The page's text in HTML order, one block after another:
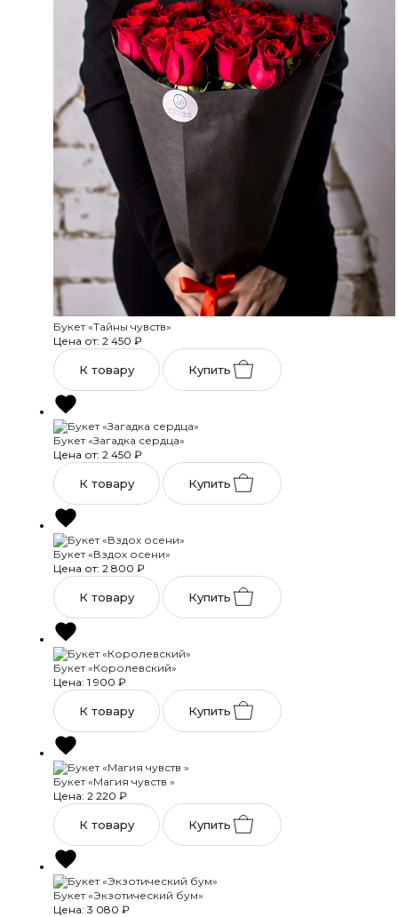
Букет «Тайны чувств»
Цена от: 2 450 ₽
К товару Купить
Букет «Загадка сердца»
Цена от: 2 450 ₽
К товару Купить
Букет «Вздох осени»
Цена от: 2 800 ₽
К товару Купить
Букет «Королевский»
Цена: 1 900 ₽
К товару Купить
Букет «Магия чувств »
Цена: 2 220 ₽
К товару Купить
Букет «Экзотический бум»
Цена: 3 080 ₽